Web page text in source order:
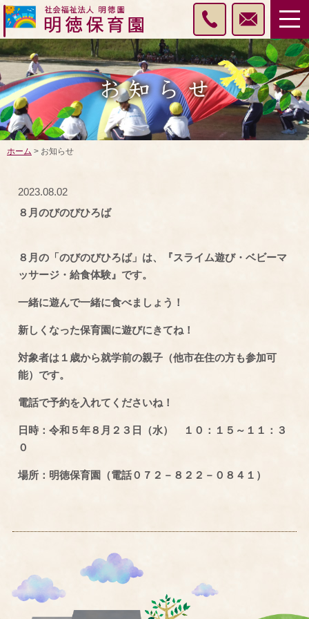
ホーム > お知らせ
2023.08.02
８月のびのびひろば
８月の「のびのびひろば」は、『スライム遊び・ベビーマ
ッサージ・給食体験』です。
一緒に遊んで一緒に食べましょう！
新しくなった保育園に遊びにきてね！
対象者は１歳から就学前の親子（他市在住の方も参加可
能）です。
電話で予約を入れてくださいね！
日時：令和５年８月２３日（水） １０：１５～１１：３
０
場所：明徳保育園（電話０７２－８２２－０８４１）